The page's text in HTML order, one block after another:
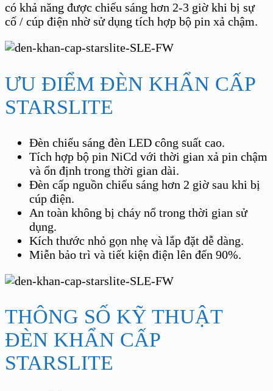
có khả năng được chiếu sáng hơn 2-3 giờ khi bị sự
cố / cúp điện nhờ sử dụng tích hợp bộ pin xả chậm.
ƯU ĐIỂM ĐÈN KHẨN CẤP
STARSLITE
Đèn chiếu sáng đèn LED công suất cao.
Tích hợp bộ pin NiCd với thời gian xả pin chậm
và ổn định trong thời gian dài.
Đèn cấp nguồn chiếu sáng hơn 2 giờ sau khi bị
cúp điện.
An toàn không bị cháy nổ trong thời gian sử
dụng.
Kích thước nhỏ gọn nhẹ và lắp đặt dễ dàng.
Miễn bảo trì và tiết kiện điện lên đến 90%.
THÔNG SỐ KỸ THUẬT
ĐÈN KHẨN CẤP
STARSLITE